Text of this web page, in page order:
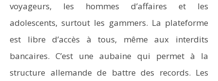
voyageurs, les hommes d’affaires et les
adolescents, surtout les gammers. La plateforme
est libre d’accès à tous, même aux interdits
bancaires. C’est une aubaine qui permet à la
structure allemande de battre des records. Les